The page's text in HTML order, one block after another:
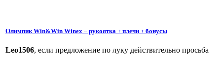
Олимпик Win&Win Winex – рукоятка + плечи + бонусы
Leo1506, если предложение по луку действительно просьба